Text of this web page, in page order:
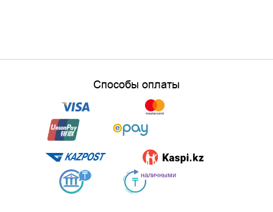
Способы оплаты